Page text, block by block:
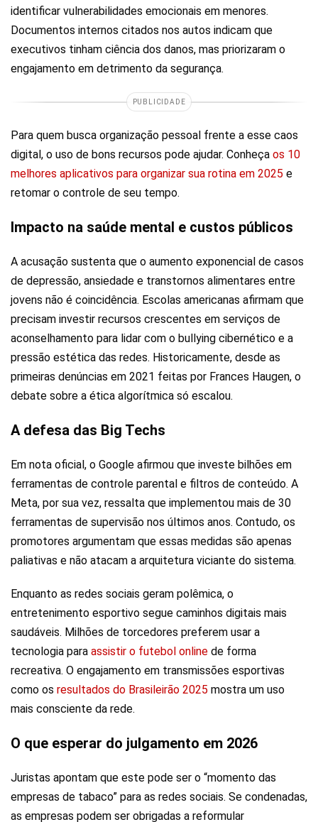
identificar vulnerabilidades emocionais em menores.
Documentos internos citados nos autos indicam que
executivos tinham ciência dos danos, mas priorizaram o
engajamento em detrimento da segurança.
PUBLICIDADE
Para quem busca organização pessoal frente a esse caos
digital, o uso de bons recursos pode ajudar. Conheça os 10
melhores aplicativos para organizar sua rotina em 2025 e
retomar o controle de seu tempo.
Impacto na saúde mental e custos públicos
A acusação sustenta que o aumento exponencial de casos
de depressão, ansiedade e transtornos alimentares entre
jovens não é coincidência. Escolas americanas afirmam que
precisam investir recursos crescentes em serviços de
aconselhamento para lidar com o bullying cibernético e a
pressão estética das redes. Historicamente, desde as
primeiras denúncias em 2021 feitas por Frances Haugen, o
debate sobre a ética algorítmica só escalou.
A defesa das Big Techs
Em nota oficial, o Google afirmou que investe bilhões em
ferramentas de controle parental e filtros de conteúdo. A
Meta, por sua vez, ressalta que implementou mais de 30
ferramentas de supervisão nos últimos anos. Contudo, os
promotores argumentam que essas medidas são apenas
paliativas e não atacam a arquitetura viciante do sistema.
Enquanto as redes sociais geram polêmica, o
entretenimento esportivo segue caminhos digitais mais
saudáveis. Milhões de torcedores preferem usar a
tecnologia para assistir o futebol online de forma
recreativa. O engajamento em transmissões esportivas
como os resultados do Brasileirão 2025 mostra um uso
mais consciente da rede.
O que esperar do julgamento em 2026
Juristas apontam que este pode ser o “momento das
empresas de tabaco” para as redes sociais. Se condenadas,
as empresas podem ser obrigadas a reformular